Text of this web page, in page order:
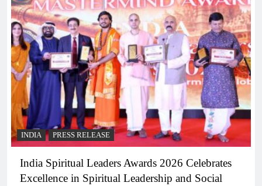
INDIA PRESS RELEASE
India Spiritual Leaders Awards 2026 Celebrates
Excellence in Spiritual Leadership and Social